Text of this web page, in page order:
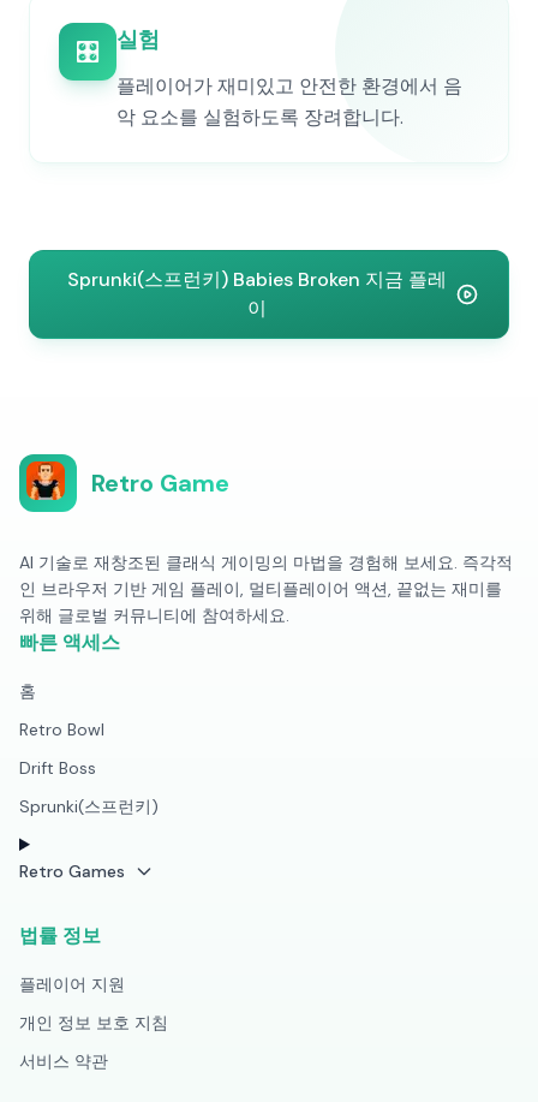
🎛️ 실험
플레이어가 재미있고 안전한 환경에서 음
악 요소를 실험하도록 장려합니다.
Sprunki(스프런키) Babies Broken 지금 플레
이
Retro Game
AI 기술로 재창조된 클래식 게이밍의 마법을 경험해 보세요. 즉각적
인 브라우저 기반 게임 플레이, 멀티플레이어 액션, 끝없는 재미를
위해 글로벌 커뮤니티에 참여하세요.
빠른 액세스
홈
Retro Bowl
Drift Boss
Sprunki(스프런키)
Retro Games
법률 정보
플레이어 지원
개인 정보 보호 지침
서비스 약관